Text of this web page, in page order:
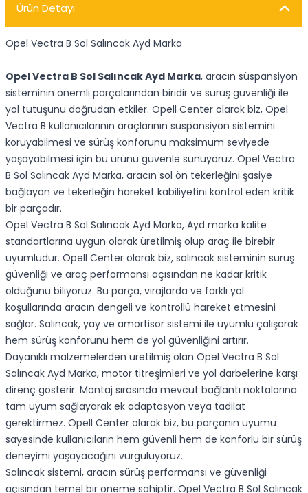
Ürün Detayı
Opel Vectra B Sol Salıncak Ayd Marka
Opel Vectra B Sol Salıncak Ayd Marka, aracın süspansiyon
sisteminin önemli parçalarından biridir ve sürüş güvenliği ile
yol tutuşunu doğrudan etkiler. Opell Center olarak biz, Opel
Vectra B kullanıcılarının araçlarının süspansiyon sistemini
koruyabilmesi ve sürüş konforunu maksimum seviyede
yaşayabilmesi için bu ürünü güvenle sunuyoruz. Opel Vectra
B Sol Salıncak Ayd Marka, aracın sol ön tekerleğini şasiye
bağlayan ve tekerleğin hareket kabiliyetini kontrol eden kritik
bir parçadır.
Opel Vectra B Sol Salıncak Ayd Marka, Ayd marka kalite
standartlarına uygun olarak üretilmiş olup araç ile birebir
uyumludur. Opell Center olarak biz, salıncak sisteminin sürüş
güvenliği ve araç performansı açısından ne kadar kritik
olduğunu biliyoruz. Bu parça, virajlarda ve farklı yol
koşullarında aracın dengeli ve kontrollü hareket etmesini
sağlar. Salıncak, yay ve amortisör sistemi ile uyumlu çalışarak
hem sürüş konforunu hem de yol güvenliğini artırır.
Dayanıklı malzemelerden üretilmiş olan Opel Vectra B Sol
Salıncak Ayd Marka, motor titreşimleri ve yol darbelerine karşı
direnç gösterir. Montaj sırasında mevcut bağlantı noktalarına
tam uyum sağlayarak ek adaptasyon veya tadilat
gerektirmez. Opell Center olarak biz, bu parçanın uyumu
sayesinde kullanıcıların hem güvenli hem de konforlu bir sürüş
deneyimi yaşayacağını vurguluyoruz.
Salıncak sistemi, aracın sürüş performansı ve güvenliği
açısından temel bir öneme sahiptir. Opel Vectra B Sol Salıncak